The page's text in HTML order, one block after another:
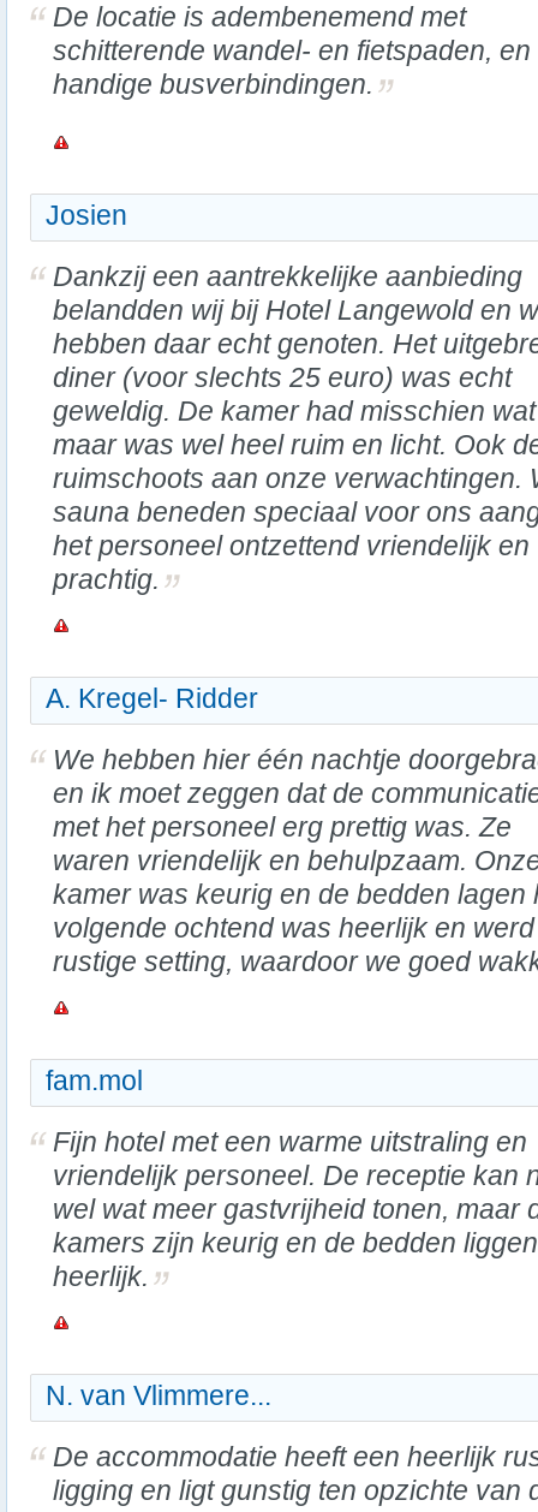
De locatie is adembenemend met
schitterende wandel- en fietspaden, en
handige busverbindingen.
Josien
Dankzij een aantrekkelijke aanbieding
belandden wij bij Hotel Langewold en
hebben daar echt genoten. Het
diner (voor slechts 25 euro) was echt
geweldig. De kamer had misschien
maar was wel heel ruim en licht. Ook
ruimschoots aan onze verwachtingen.
sauna beneden speciaal voor ons
het personeel ontzettend vriendelijk
prachtig.
A. Kregel- Ridder
We hebben hier één nachtje
en ik moet zeggen dat de
met het personeel erg prettig was. Ze
waren vriendelijk en behulpzaam.
kamer was keurig en de bedden lagen
volgende ochtend was heerlijk en
rustige setting, waardoor we goed
fam.mol
Fijn hotel met een warme uitstraling en
vriendelijk personeel. De receptie kan
wel wat meer gastvrijheid tonen, maar
kamers zijn keurig en de bedden liggen
heerlijk.
N. van Vlimmere...
De accommodatie heeft een heerlijk
ligging en ligt gunstig ten opzichte van